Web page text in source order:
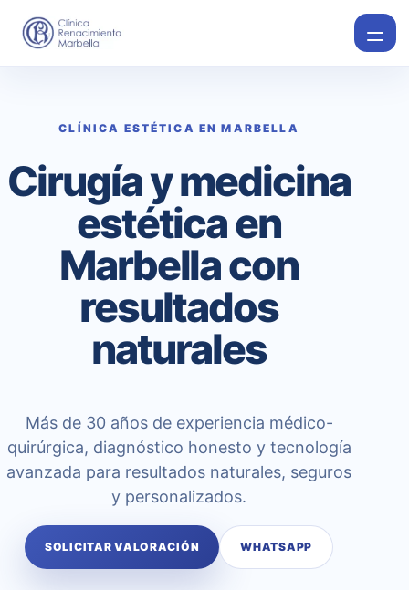
CLÍNICA ESTÉTICA EN MARBELLA
Cirugía y medicina
estética en
Marbella con
resultados
naturales
Más de 30 años de experiencia médico-
quirúrgica, diagnóstico honesto y tecnología
avanzada para resultados naturales, seguros
y personalizados.
SOLICITAR VALORACIÓN WHATSAPP